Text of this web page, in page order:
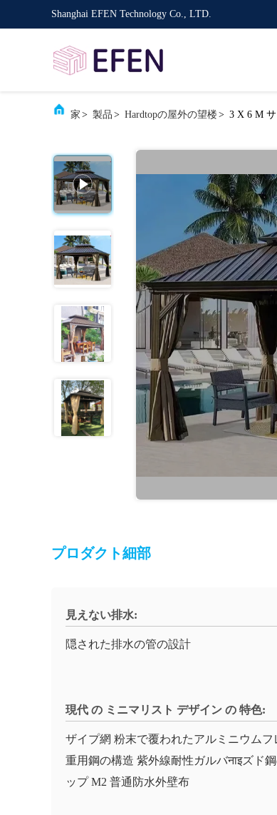
Shanghai EFEN Technology Co., LTD.
家 > 製品 > Hardtopの屋外の望楼 > 3 X 6 M
プロダクト細部
見えない排水:
隠された排水の管の設計
現代 の ミニマリスト デザイン の 特色:
ザイプ網 粉末で覆われたアルミニウムフ
重用鋼の構造 紫外線耐性ガルバनाइズド鋼
ップ M2 普通防水外壁布